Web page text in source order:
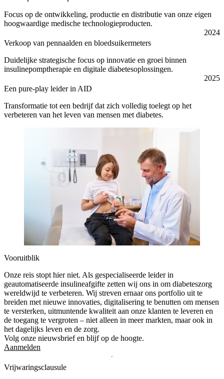
Focus op de ontwikkeling, productie en distributie van onze eigen
hoogwaardige medische technologieproducten.
2024
Verkoop van pennaalden en bloedsuikermeters
Duidelijke strategische focus op innovatie en groei binnen
insulinepomptherapie en digitale diabetesoplossingen.
2025
Een pure-play leider in AID
Transformatie tot een bedrijf dat zich volledig toelegt op het
verbeteren van het leven van mensen met diabetes.
Vooruitblik
Onze reis stopt hier niet. Als gespecialiseerde leider in
geautomatiseerde insulineafgifte zetten wij ons in om diabeteszorg
wereldwijd te verbeteren. Wij streven ernaar ons portfolio uit te
breiden met nieuwe innovaties, digitalisering te benutten om mensen
te versterken, uitmuntende kwaliteit aan onze klanten te leveren en
de toegang te vergroten – niet alleen in meer markten, maar ook in
het dagelijks leven en de zorg.
Volg onze nieuwsbrief en blijf op de hoogte.
Aanmelden
Vrijwaringsclausule